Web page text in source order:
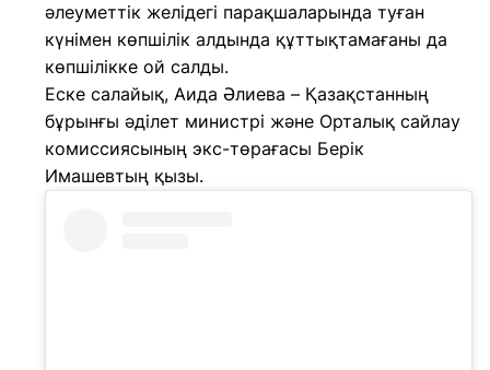
әлеуметтік желідегі парақшаларында туған
күнімен көпшілік алдында құттықтамағаны да
көпшілікке ой салды.
Еске салайық, Аида Әлиева – Қазақстанның
бұрынғы әділет министрі және Орталық сайлау
комиссиясының экс-төрағасы Берік
Имашевтың қызы.